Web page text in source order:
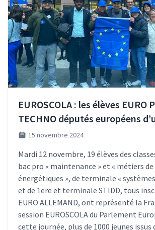
EUROSCOLA : les élèves EURO
TECHNO députés européens
15 novembre 2024
Mardi 12 novembre, 19 élèves des
bac pro « maintenance » et « métiers
énergétiques », de terminale «
et de 1ere et terminale STIDD, tous
EURO ALLEMAND, ont représenté la
session EUROSCOLA du Parlement
cette journée, plus de 1000 jeunes